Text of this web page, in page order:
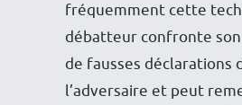
fréquemment cette
débatteur confronte son
de fausses déclarations
l’adversaire et peut